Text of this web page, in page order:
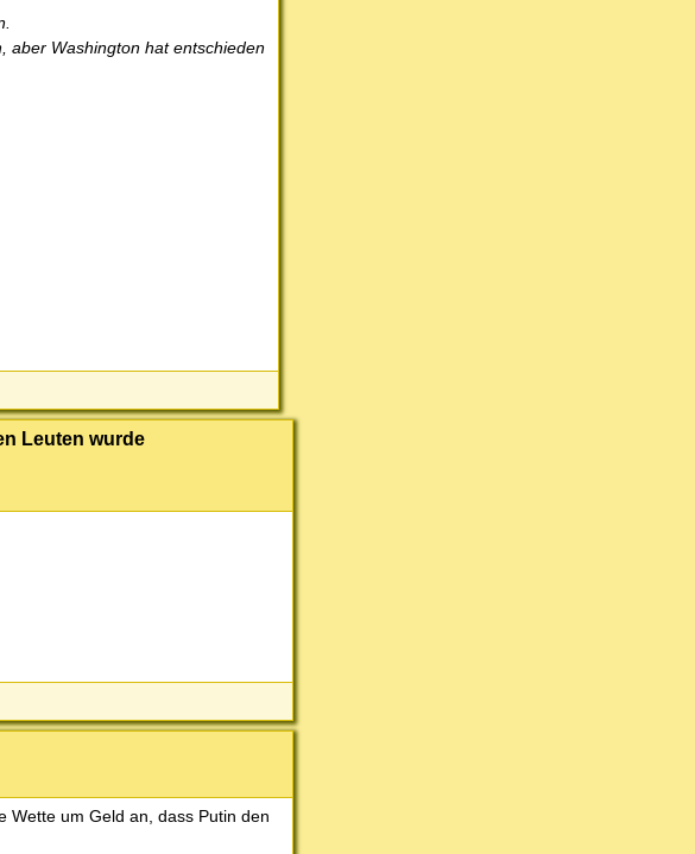
aber Washington hat entschieden
Leuten wurde
Wette um Geld an, dass Putin den